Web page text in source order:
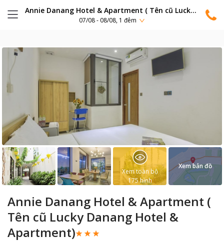
Annie Danang Hotel & Apartment ( Tên cũ Lucky Danang Hotel & Apartment)
07/08 - 08/08, 1 đêm
Annie Danang Hotel & Apartment (
Tên cũ Lucky Danang Hotel &
Apartment)
Xem toàn bộ
175hình
Xem bản đồ